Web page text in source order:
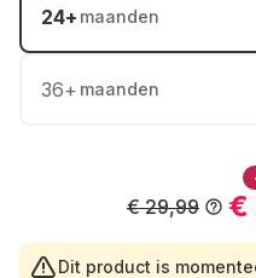
24+ maanden
36+ maanden
€
€ 29,99
Dit product is